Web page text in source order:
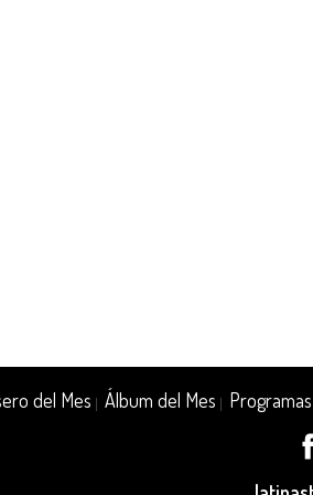
del Mes |Álbum del Mes Programas